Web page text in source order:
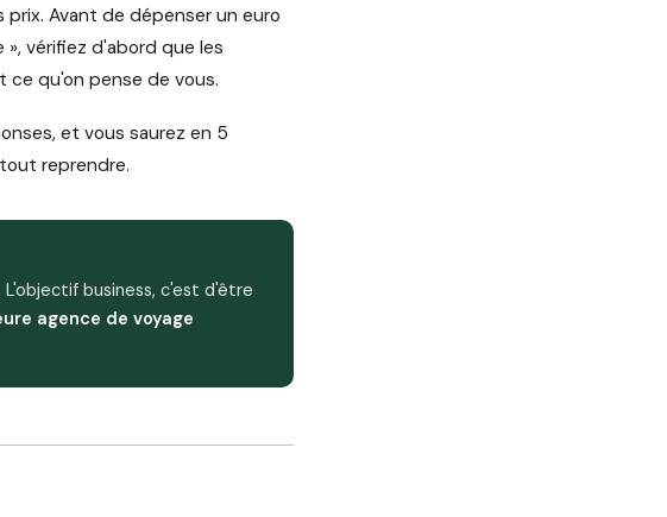
prix. Avant de dépenser un euro
vérifiez d'abord que les
ce qu'on pense de vous.
et vous saurez en 5
reprendre.
business, c'est d'être
agence de voyage